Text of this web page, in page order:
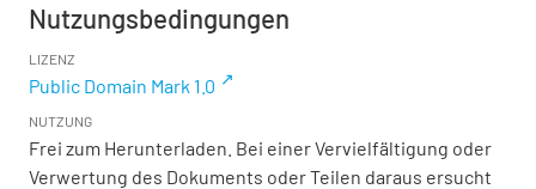
Nutzungsbedingungen
LIZENZ
Public Domain Mark 1.0
NUTZUNG
Frei zum Herunterladen. Bei einer Vervielfältigung oder
Verwertung des Dokuments oder Teilen daraus ersucht